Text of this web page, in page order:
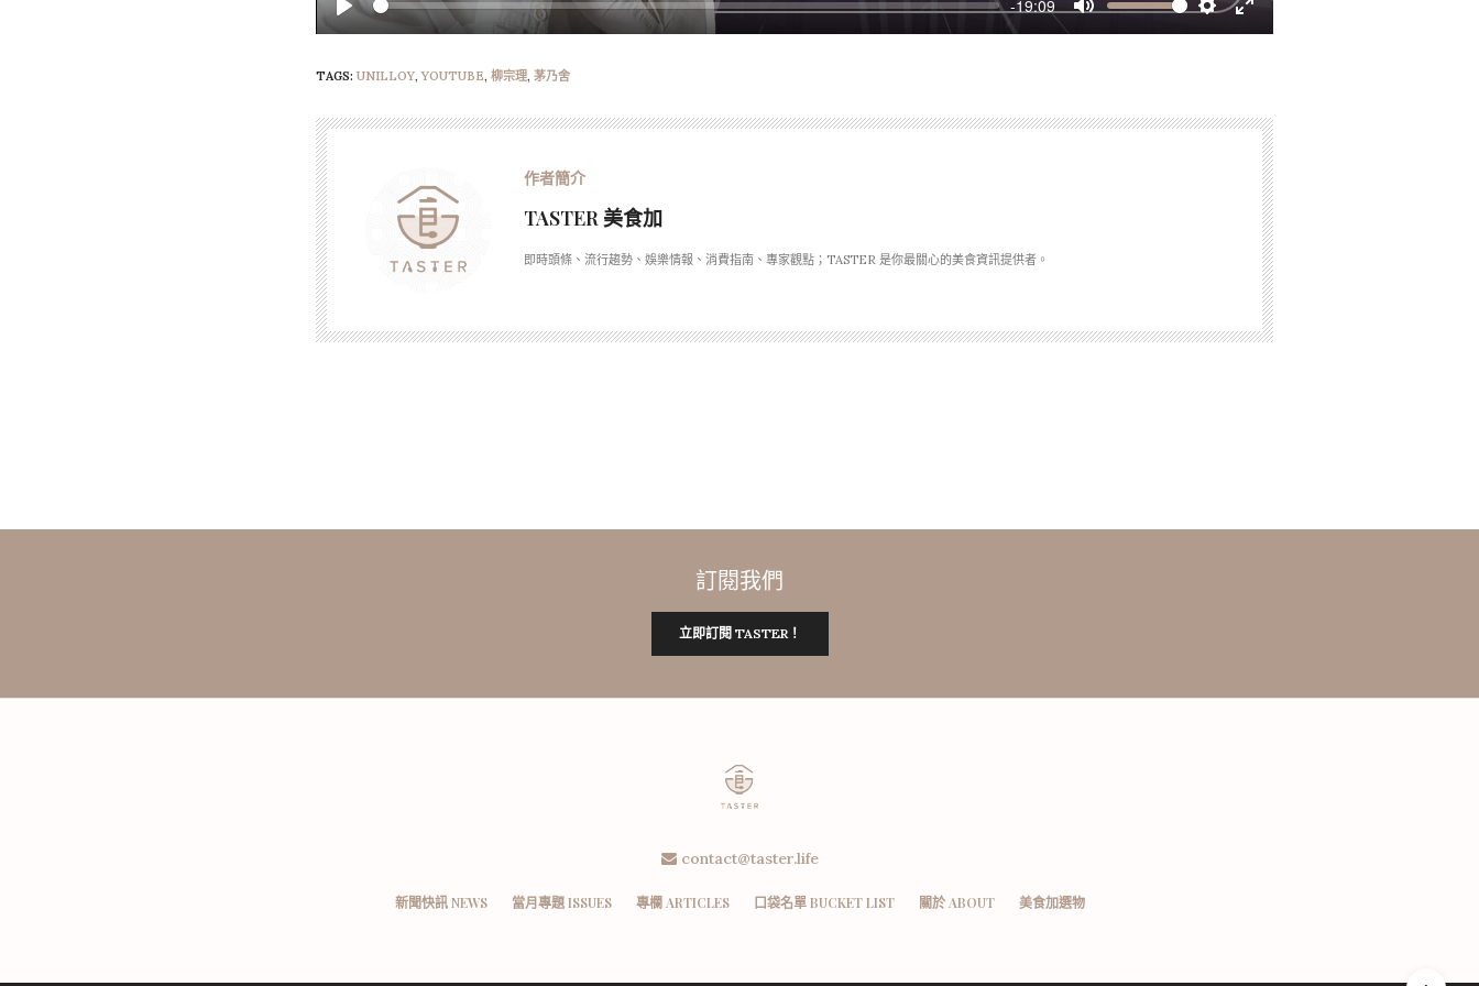
Play
-19:09
Mute Settings
Enter
TAGS: UNILLOY,YOUTUBE, 柳宗理, 茅乃舍
TASTER 美食加
即時頭條、流行趨勢、娛樂情報、消費指南、專家觀點；TASTER 是你最關心的美食資訊提供者。
訂閱我們
立即訂閱 TASTER！
contact@taster.life
新聞快訊 NEWS 當月專題 ISSUES 專欄 ARTICLES 口袋名單 BUCKET LIST 關於 ABOUT 美食加選物